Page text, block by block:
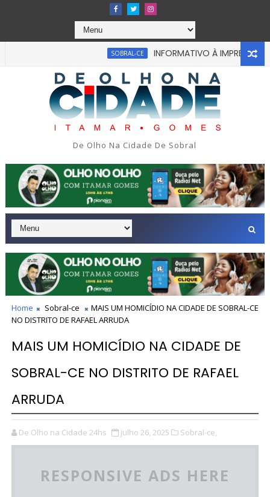
SOBRAL-CE INFORMATIVO À IMPRENSA
De Olho Na Cidade De Sobral
Home Sobral-ce
MAIS UM HOMICÍDIO NA CIDADE DE SOBRAL-CE
NO DISTRITO DE RAFAEL ARRUDA
MAIS UM HOMICÍDIO NA CIDADE DE
SOBRAL-CE NO DISTRITO DE RAFAEL
ARRUDA
De Olho na Cidade 24hs julho 26, 2025 Sobral-ce,
RESPONSIVE ADS HERE